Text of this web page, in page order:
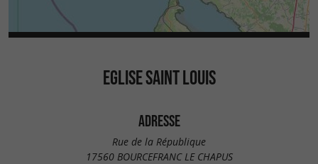
EGLISE SAINT LOUIS
ADRESSE
Rue de la République
17560 BOURCEFRANC LE CHAPUS